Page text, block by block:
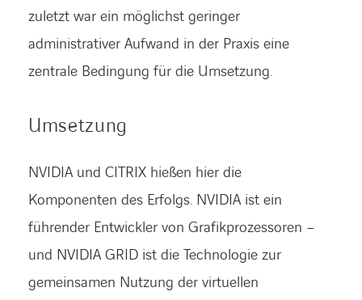
zuletzt war ein möglichst geringer
administrativer Aufwand in der Praxis eine
zentrale Bedingung für die Umsetzung.
Umsetzung
NVIDIA und CITRIX hießen hier die
Komponenten des Erfolgs. NVIDIA ist ein
führender Entwickler von Grafikprozessoren –
und NVIDIA GRID ist die Technologie zur
gemeinsamen Nutzung der virtuellen